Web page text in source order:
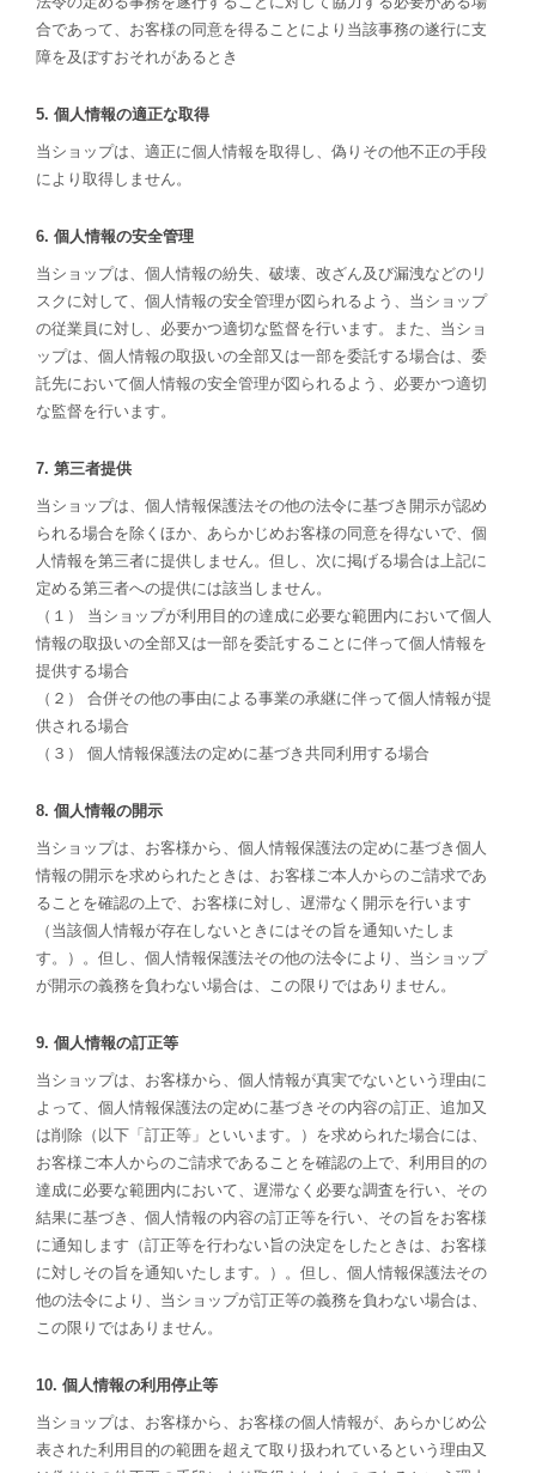
合であって、お客様の同意を得ることにより当該事務の遂行に支
障を及ぼすおそれがあるとき
5. 個人情報の適正な取得
当ショップは、適正に個人情報を取得し、偽りその他不正の手段
により取得しません。
6. 個人情報の安全管理
当ショップは、個人情報の紛失、破壊、改ざん及び漏洩などのリ
スクに対して、個人情報の安全管理が図られるよう、当ショップ
の従業員に対し、必要かつ適切な監督を行います。また、当ショ
ップは、個人情報の取扱いの全部又は一部を委託する場合は、委
託先において個人情報の安全管理が図られるよう、必要かつ適切
な監督を行います。
7. 第三者提供
当ショップは、個人情報保護法その他の法令に基づき開示が認め
られる場合を除くほか、あらかじめお客様の同意を得ないで、個
人情報を第三者に提供しません。但し、次に掲げる場合は上記に
定める第三者への提供には該当しません。
（１） 当ショップが利用目的の達成に必要な範囲内において個人
情報の取扱いの全部又は一部を委託することに伴って個人情報を
提供する場合
（２） 合併その他の事由による事業の承継に伴って個人情報が提
供される場合
（３） 個人情報保護法の定めに基づき共同利用する場合
8. 個人情報の開示
当ショップは、お客様から、個人情報保護法の定めに基づき個人
情報の開示を求められたときは、お客様ご本人からのご請求であ
ることを確認の上で、お客様に対し、遅滞なく開示を行います
（当該個人情報が存在しないときにはその旨を通知いたしま
す。）。但し、個人情報保護法その他の法令により、当ショップ
が開示の義務を負わない場合は、この限りではありません。
9. 個人情報の訂正等
当ショップは、お客様から、個人情報が真実でないという理由に
よって、個人情報保護法の定めに基づきその内容の訂正、追加又
は削除（以下「訂正等」といいます。）を求められた場合には、
お客様ご本人からのご請求であることを確認の上で、利用目的の
達成に必要な範囲内において、遅滞なく必要な調査を行い、その
結果に基づき、個人情報の内容の訂正等を行い、その旨をお客様
に通知します（訂正等を行わない旨の決定をしたときは、お客様
に対しその旨を通知いたします。）。但し、個人情報保護法その
他の法令により、当ショップが訂正等の義務を負わない場合は、
この限りではありません。
10. 個人情報の利用停止等
当ショップは、お客様から、お客様の個人情報が、あらかじめ公
表された利用目的の範囲を超えて取り扱われているという理由又